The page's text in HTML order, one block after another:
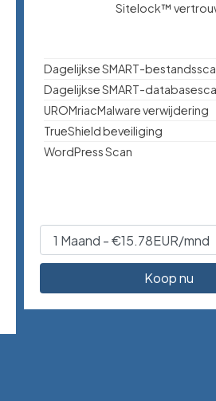
Sitelock™
Dagelijkse SMART-
Dagelijkse SMART-
UROMriacMalware verwijdering
TrueShield beveiliging
WordPress Scan
Koop nu